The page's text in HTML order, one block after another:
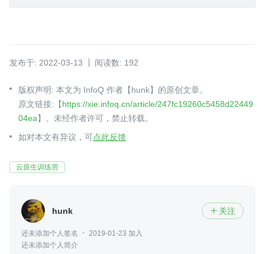
发布于: 2022-03-13 阅读数: 192
版权声明: 本文为 InfoQ 作者【hunk】的原创文章。
原文链接:【https://xie.infoq.cn/article/247fc19260c5458d22449
04ea】。未经作者许可，禁止转载。
如对本文有异议，可点此反馈
云原生训练营
hunk  关注
还未添加个人签名
2019-01-23 加入
还未添加个人简介